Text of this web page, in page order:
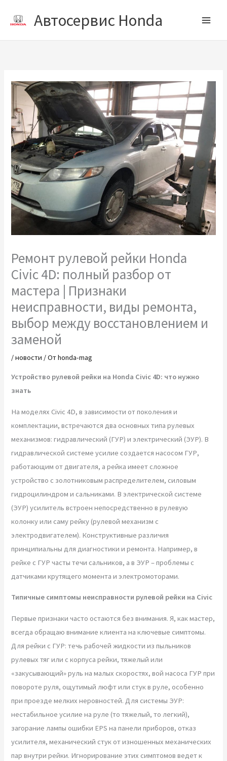
Автосервис Honda
Ремонт рулевой рейки Honda
Civic 4D: полный разбор от
мастера | Признаки
неисправности, виды ремонта,
выбор между восстановлением и
заменой
/новости / Отhonda-mag
Устройство рулевой рейки на Honda Civic 4D: что нужно
знать
На моделях Civic 4D, в зависимости от поколения и
комплектации, встречаются два основных типа рулевых
механизмов: гидравлический (ГУР) и электрический (ЭУР). В
гидравлической системе усилие создается насосом ГУР,
работающим от двигателя, а рейка имеет сложное
устройство с золотниковым распределителем, силовым
гидроцилиндром и сальниками. В электрической системе
(ЭУР) усилитель встроен непосредственно в рулевую
колонку или саму рейку (рулевой механизм с
электродвигателем). Конструктивные различия
принципиальны для диагностики и ремонта. Например, в
рейке с ГУР часты течи сальников, а в ЭУР – проблемы с
датчиками крутящего момента и электромоторами.
Типичные симптомы неисправности рулевой рейки на Civic
Первые признаки часто остаются без внимания. Я, как мастер,
всегда обращаю внимание клиента на ключевые симптомы.
Для рейки с ГУР: течь рабочей жидкости из пыльников
рулевых тяг или с корпуса рейки, тяжелый или
«закусывающий» руль на малых скоростях, вой насоса ГУР при
повороте руля, ощутимый люфт или стук в руле, особенно
при проезде мелких неровностей. Для системы ЭУР:
нестабильное усилие на руле (то тяжелый, то легкий),
загорание лампы ошибки EPS на панели приборов, отказ
усилителя, механический стук от изношенных механических
пар внутри рейки. Игнорирование этих симптомов ведет к